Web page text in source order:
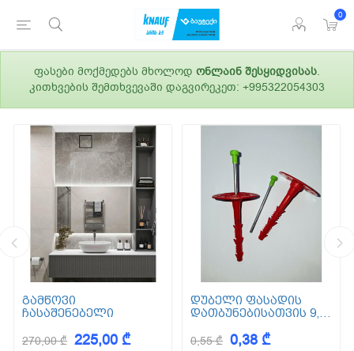
0
ფასები მოქმედებს მხოლოდ ონლაინ შესყიდვისას.
კითხვების შემთხვევაში დაგვირეკეთ: +995322054303
გამწოვი
ჩასაშენებელი
270,00 ₾ 225,00 ₾
დუბელი ფასადის
დათბუნებისათვის 9,5
0,55 ₾ 0,38 ₾